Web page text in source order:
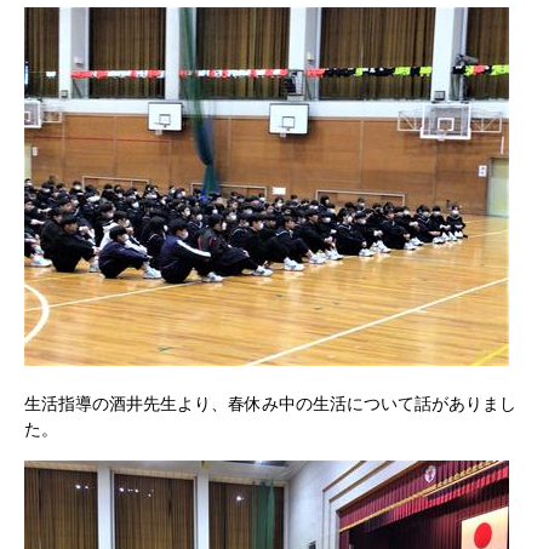
生活指導の酒井先生より、春休み中の生活について話がありまし
た。